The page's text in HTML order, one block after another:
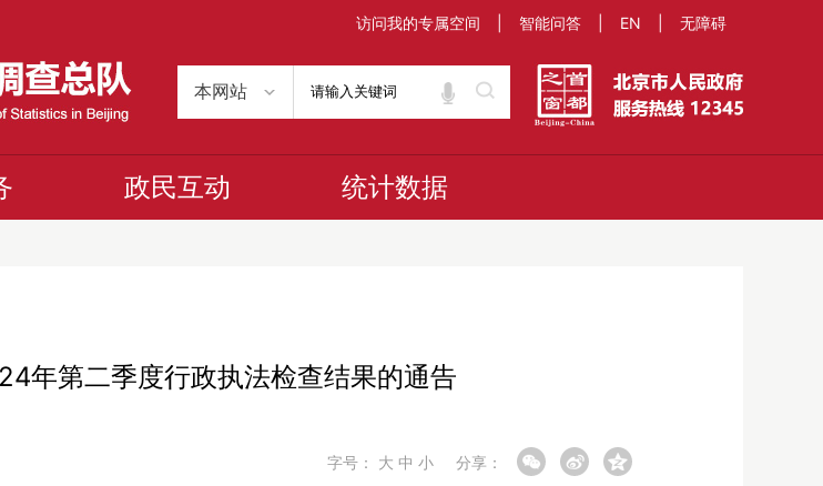
访问我的专属空间 智能问答 EN 无障碍
政民互动 统计数据
年第二季度行政执法检查结果的通告
字号： 大 中 小 分享：